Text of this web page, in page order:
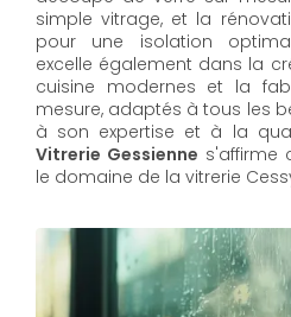
simple vitrage, et la
pour une isolation
excelle également dans la
cuisine modernes et la
mesure, adaptés à tous les
à son expertise et à la
Vitrerie Gessienne s'affirme
le domaine de la vitrerie